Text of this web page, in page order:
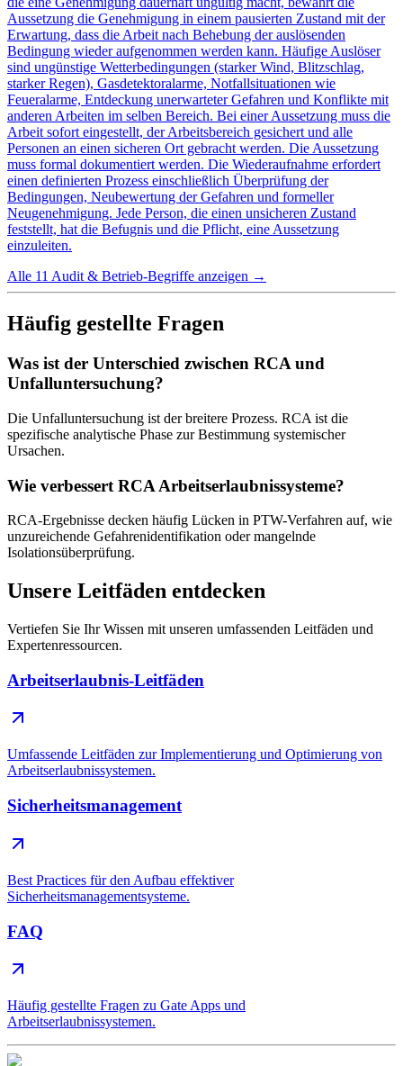
Aussetzung die Genehmigung in einem pausierten Zustand mit der
Erwartung, dass die Arbeit nach Behebung der auslösenden
Bedingung wieder aufgenommen werden kann. Häufige Auslöser
sind ungünstige Wetterbedingungen (starker Wind, Blitzschlag,
starker Regen), Gasdetektoralarme, Notfallsituationen wie
Feueralarme, Entdeckung unerwarteter Gefahren und Konflikte mit
anderen Arbeiten im selben Bereich. Bei einer Aussetzung muss die
Arbeit sofort eingestellt, der Arbeitsbereich gesichert und alle
Personen an einen sicheren Ort gebracht werden. Die Aussetzung
muss formal dokumentiert werden. Die Wiederaufnahme erfordert
einen definierten Prozess einschließlich Überprüfung der
Bedingungen, Neubewertung der Gefahren und formeller
Neugenehmigung. Jede Person, die einen unsicheren Zustand
feststellt, hat die Befugnis und die Pflicht, eine Aussetzung
einzuleiten.
Alle 11 Audit & Betrieb-Begriffe anzeigen →
Häufig gestellte Fragen
Was ist der Unterschied zwischen RCA und
Unfalluntersuchung?
Die Unfalluntersuchung ist der breitere Prozess. RCA ist die
spezifische analytische Phase zur Bestimmung systemischer
Ursachen.
Wie verbessert RCA Arbeitserlaubnissysteme?
RCA-Ergebnisse decken häufig Lücken in PTW-Verfahren auf, wie
unzureichende Gefahrenidentifikation oder mangelnde
Isolationsüberprüfung.
Unsere Leitfäden entdecken
Vertiefen Sie Ihr Wissen mit unseren umfassenden Leitfäden und
Expertenressourcen.
Arbeitserlaubnis-Leitfäden
Umfassende Leitfäden zur Implementierung und Optimierung von
Arbeitserlaubnissystemen.
Sicherheitsmanagement
Best Practices für den Aufbau effektiver
Sicherheitsmanagementsysteme.
FAQ
Häufig gestellte Fragen zu Gate Apps und
Arbeitserlaubnissystemen.